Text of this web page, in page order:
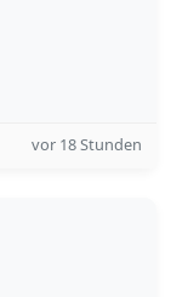
vor 18 Stunden